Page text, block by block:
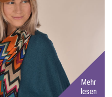
Mehr
lesen